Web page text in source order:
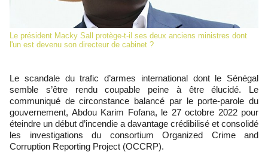
Le président Macky Sall protège-t-il ses deux anciens ministres dont
l'un est devenu son directeur de cabinet ?
Le scandale du trafic d’armes international dont le Sénégal
semble s’être rendu coupable peine à être élucidé. Le
communiqué de circonstance balancé par le porte-parole du
gouvernement, Abdou Karim Fofana, le 27 octobre 2022 pour
éteindre un début d’incendie a davantage crédibilisé et consolidé
les investigations du consortium Organized Crime and
Corruption Reporting Project (OCCRP).